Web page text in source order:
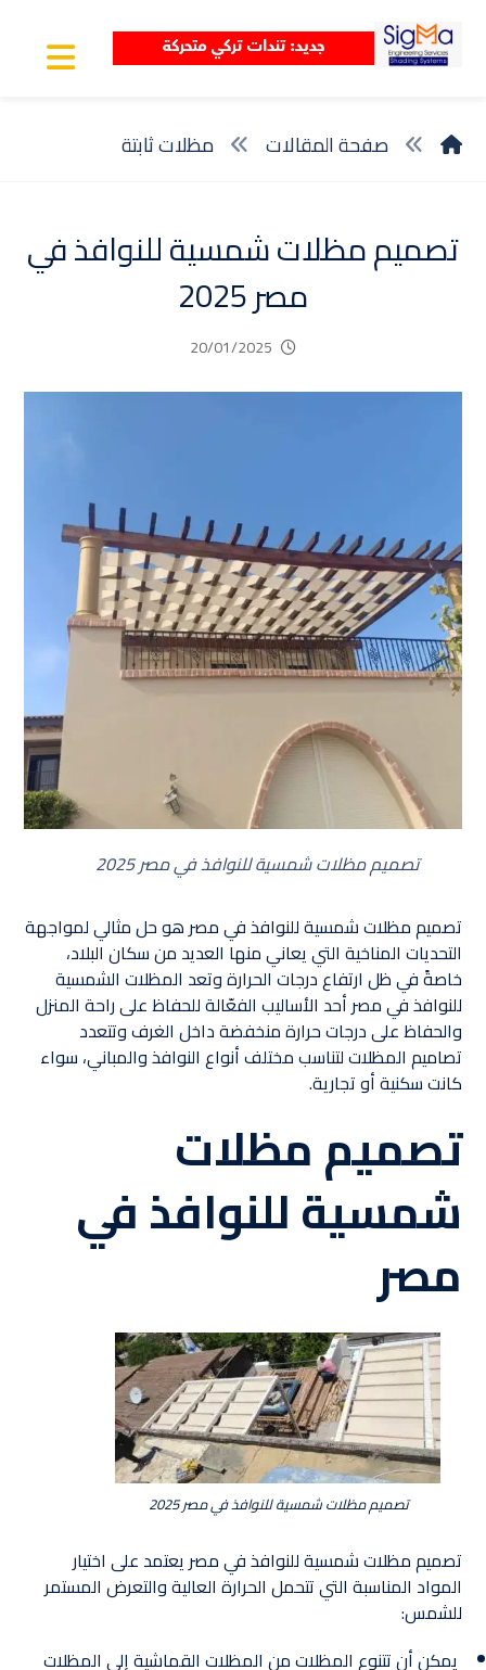
صفحة المقالات مظلات ثابتة
تصميم مظلات شمسية للنوافذ في
مصر 2025
20/01/2025
تصميم مظلات شمسية للنوافذ في مصر 2025
تصميم مظلات شمسية للنوافذ في مصر هو حل مثالي لمواجهة
التحديات المناخية التي يعاني منها العديد من سكان البلاد،
خاصةً في ظل ارتفاع درجات الحرارة وتعد المظلات الشمسية
للنوافذ في مصر أحد الأساليب الفعّالة للحفاظ على راحة المنزل
والحفاظ على درجات حرارة منخفضة داخل الغرف وتتعدد
تصاميم المظلات لتناسب مختلف أنواع النوافذ والمباني، سواء
كانت سكنية أو تجارية.
تصميم مظلات
شمسية للنوافذ في
مصر
تصميم مظلات شمسية للنوافذ في مصر 2025
تصميم مظلات شمسية للنوافذ في مصر يعتمد على اختيار
المواد المناسبة التي تتحمل الحرارة العالية والتعرض المستمر
للشمس:
يمكن أن تتنوع المظلات من المظلات القماشية إلى المظلات